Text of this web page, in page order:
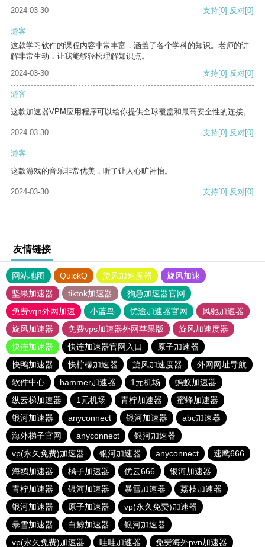
2024-03-30 支持[0] 反对[0]
游客
这款学习软件的课程内容非常丰富，涵盖了各个学科的知识。老师的讲
解非常生动，让我能够轻松理解知识点。
2024-03-30
支持[0] 反对[0]
游客
这款加速器VPM应用程序可以给你提供全球覆盖和最高安全性的连接。
2024-03-30 支持[0] 反对[0]
游客
这款游戏的音乐非常优美，听了让人心旷神怡。
2024-03-30 支持[0] 反对[0]
友情链接
网站地图 QuickQ 旋风加速度器
旋风加速
坚果加速器
tiktok加速器
狗急加速器官网
免费vqn外网加速
小蓝鸟 优途加速器官网
风驰加速器
旋风加速器
免费vps加速器外网苹果版
旋风加速度器
快连加速器
快连加速器官网入口
原子加速器
快鸭加速器
快柠檬加速器 旋风加速度器
外网网址导航
软件中心
hammer加速器 1元机场
蚂蚁加速器
纵云梯加速器
1元机场 青柠加速器
蜜蜂加速器
银河加速器
anyconnect 银河加速器
abc加速器
海外梯子官网
anyconnect
银河加速器
vp(永久免费)加速器
银河加速器 anyconnect
速鹰666
海鸥加速器
橘子加速器 优云666
银河加速器
青柠加速器
银河加速器 暴雪加速器
荔枝加速器
银河加速器
原子加速器
vp(永久免费)加速器
暴雪加速器
白鲸加速器
银河加速器
vp(永久免费)加速器
哇哇加速器 免费海外pvn加速器